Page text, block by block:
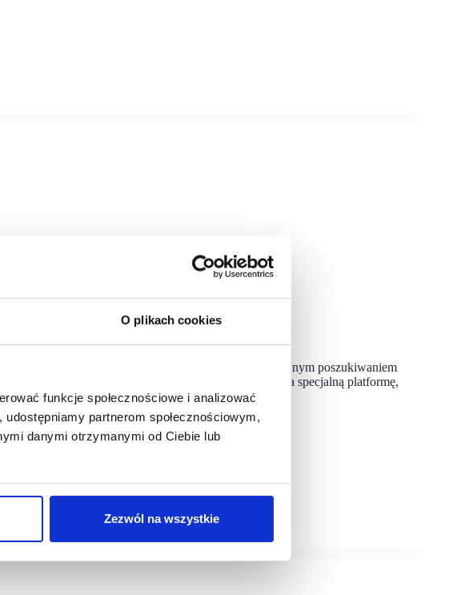
O plikach cookies
funkcje społecznościowe i analizować
partnerom społecznościowym,
danymi otrzymanymi od Ciebie lub
Zezwól na wszystkie
zgłaszania lokalizacji
należący do Sweet Gallery rusza z aktywnym poszukiwaniem
pandemii z 40 lokalizacji urosła do 130, przygotowała specjalną platformę,